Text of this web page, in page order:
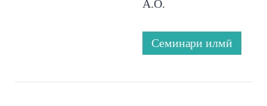
А.О.
Семинари илмӣ